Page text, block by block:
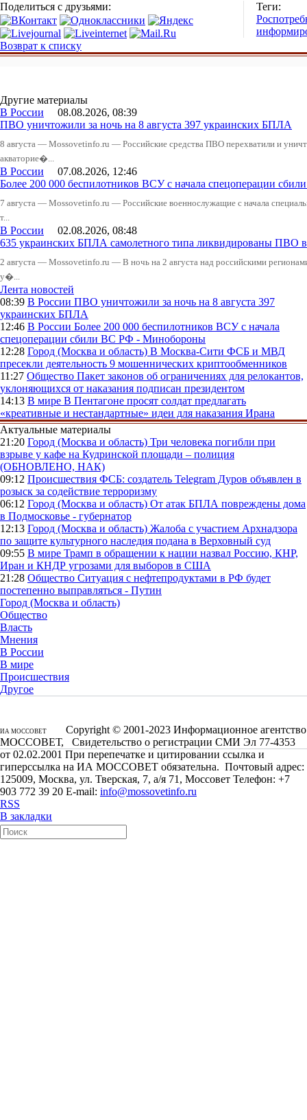
Поделиться с друзьями:
Теги:
Возврат к списку
Другие материалы
В России 08.08.2026, 08:39
ПВО уничтожили за ночь на 8 августа 397 украинских БПЛА
8 августа — Mossovetinfo.ru — Российские средства ПВО перехватили и
акваторие�...
В России 07.08.2026, 12:46
Более 200 000 беспилотников ВСУ с начала спецоперации
7 августа — Mossovetinfo.ru — Российские военнослужащие с начала
т...
В России 02.08.2026, 08:48
635 украинских БПЛА самолетного типа ликвидированы ПВО
2 августа — Mossovetinfo.ru — В ночь на 2 августа над российскими
у�...
Лента новостей
08:39 В России ПВО уничтожили за ночь на 8 августа 397
украинских БПЛА
12:46 В России Более 200 000 беспилотников ВСУ с начала
спецоперации сбили ВС РФ - Минобороны
12:28 Город (Москва и область) В Москва-Сити ФСБ и МВД
пресекли деятельность 9 мошеннических криптообменников
11:27 Общество Пакет законов об ограничениях для релокантов,
уклоняющихся от наказания подписан президентом
14:13 В мире В Пентагоне просят солдат предлагать
«креативные и нестандартные» идеи для наказания Ирана
Актуальные материалы
21:20 Город (Москва и область) Три человека погибли при
взрыве у кафе на Кудринской площади – полиция
(ОБНОВЛЕНО, НАК)
09:12 Происшествия ФСБ: создатель Telegram Дуров объявлен в
розыск за содействие терроризму
06:12 Город (Москва и область) От атак БПЛА повреждены дома
в Подмосковье - губернатор
12:13 Город (Москва и область) Жалоба с участием Архнадзора
по защите культурного наследия подана в Верховный суд
09:55 В мире Трамп в обращении к нации назвал Россию, КНР,
Иран и КНДР угрозами для выборов в США
21:28 Общество Ситуация с нефтепродуктами в РФ будет
постепенно выправляться - Путин
Город (Москва и область)
Общество
Власть
Мнения
В России
В мире
Происшествия
Другое
ИА МОССОВЕТ
Copyright © 2001-2023 Информационное агентство
МОССОВЕТ, Свидетельство о регистрации СМИ Эл 77-4353
от 02.02.2001 При перепечатке и цитировании ссылка и
гиперссылка на ИА МОССОВЕТ обязательна. Почтовый адрес:
125009, Москва, ул. Тверская, 7, а/я 71, Моссовет Телефон: +7
903 772 39 20 E-mail: info@mossovetinfo.ru
RSS
В закладки